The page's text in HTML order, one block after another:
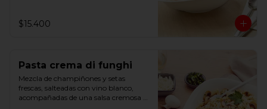
$15.400
Pasta crema di funghi
Mezcla de champiñones y setas
frescas, salteadas con vino blanco,
acompañadas de una salsa cremosa y